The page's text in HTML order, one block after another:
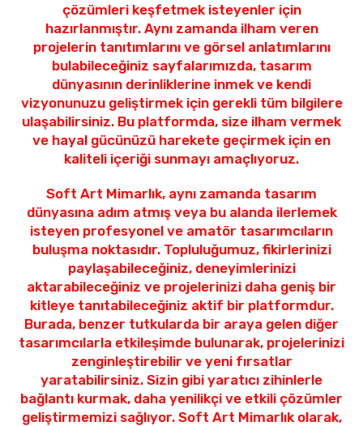
çözümleri keşfetmek isteyenler için
hazırlanmıştır. Aynı zamanda ilham veren
projelerin tanıtımlarını ve görsel anlatımlarını
bulabileceğiniz sayfalarımızda, tasarım
dünyasının derinliklerine inmek ve kendi
vizyonunuzu geliştirmek için gerekli tüm bilgilere
ulaşabilirsiniz. Bu platformda, size ilham vermek
ve hayal gücünüzü harekete geçirmek için en
kaliteli içeriği sunmayı amaçlıyoruz.
Soft Art Mimarlık, aynı zamanda tasarım
dünyasına adım atmış veya bu alanda ilerlemek
isteyen profesyonel ve amatör tasarımcıların
buluşma noktasıdır. Topluluğumuz, fikirlerinizi
paylaşabileceğiniz, deneyimlerinizi
aktarabileceğiniz ve projelerinizi daha geniş bir
kitleye tanıtabileceğiniz aktif bir platformdur.
Burada, benzer tutkularda bir araya gelen diğer
tasarımcılarla etkileşimde bulunarak, projelerinizi
zenginleştirebilir ve yeni fırsatlar
yaratabilirsiniz. Sizin gibi yaratıcı zihinlerle
bağlantı kurmak, daha yenilikçi ve etkili çözümler
geliştirmemizi sağlıyor. Soft Art Mimarlık olarak,